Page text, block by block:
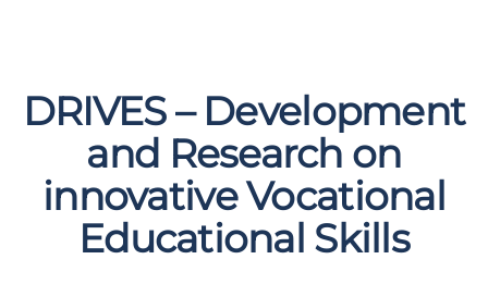
DRIVES – Development
and Research on
innovative Vocational
Educational Skills